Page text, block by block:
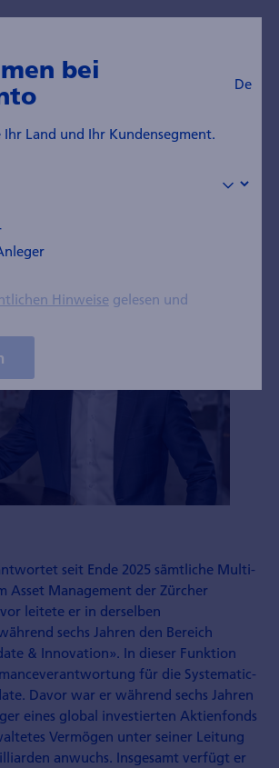
Rüegg
seit Ende 2025 sämtliche Multi-
Asset Management der Zürcher
leitete er in derselben
sechs Jahren den Bereich
& Innovation». In dieser Funktion
für die Systematic-
Davor war er während sechs Jahren
eines global investierten Aktienfonds
Vermögen unter seiner Leitung
anwuchs. Insgesamt verfügt er
bei
De
Land und Ihr Kundensegment.
Hinweisegelesen und